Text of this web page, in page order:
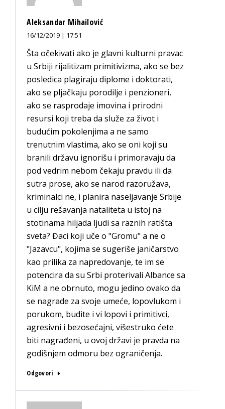
Aleksandar Mihailović
16/12/2019 | 17:51
Šta očekivati ako je glavni kulturni pravac
u Srbiji rijalitizam primitivizma, ako se bez
posledica plagiraju diplome i doktorati,
ako se pljačkaju porodilje i penzioneri,
ako se rasprodaje imovina i prirodni
resursi koji treba da služe za život i
budućim pokolenjima a ne samo
trenutnim vlastima, ako se oni koji su
branili državu ignorišu i primoravaju da
pod vedrim nebom čekaju pravdu ili da
sutra prose, ako se narod razoružava,
kriminalci ne, i planira naseljavanje Srbije
u cilju rešavanja nataliteta u istoj na
stotinama hiljada ljudi sa raznih ratišta
sveta? Đaci koji uče o "Gromu" a ne o
"Jazavcu", kojima se sugeriše janičarstvo
kao prilika za napredovanje, te im se
potencira da su Srbi proterivali Albance sa
KiM a ne obrnuto, mogu jedino ovako da
se nagrade za svoje umeće, lopovlukom i
porukom, budite i vi lopovi i primitivci,
agresivni i bezosećajni, višestruko ćete
biti nagrađeni, u ovoj državi je pravda na
godišnjem odmoru bez ograničenja.
Odgovori